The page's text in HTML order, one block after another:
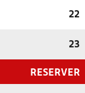
22
23
RESERVER